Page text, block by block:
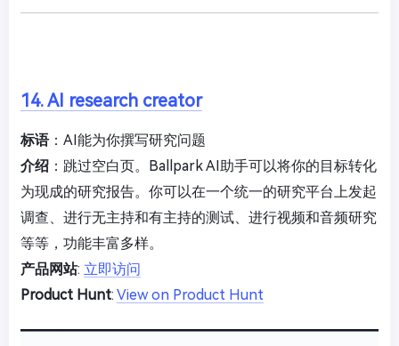
14. AI research creator
标语：AI能为你撰写研究问题
介绍 ：跳过空白页。Ballpark AI助手可以将你的目标转化
为现成的研究报告。你可以在一个统一的研究平台上发起
调查、进行无主持和有主持的测试、进行视频和音频研究
等等，功能丰富多样。
产品网站: 立即访问
Product Hunt: View on Product Hunt